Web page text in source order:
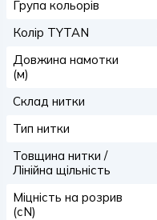
Група кольорів
Колір TYTAN
Довжина намотки
(м)
Склад нитки
Тип нитки
Товщина нитки /
Лінійна щільність
Міцність на розрив
(сN)